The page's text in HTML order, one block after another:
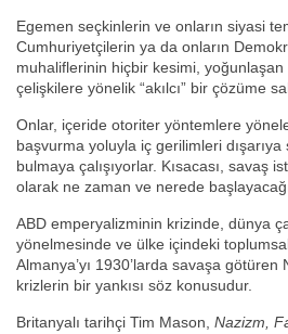
Egemen seçkinlerin ve onların siyasi
Cumhuriyetçilerin ya da onların
muhaliflerinin hiçbir kesimi,
çelişkilere yönelik “akılcı” bir çözüme
Onlar, içeride otoriter yöntemlere
başvurma yoluyla iç gerilimleri dışarıya
bulmaya çalışıyorlar. Kısacası, savaş
olarak ne zaman ve nerede
ABD emperyalizminin krizinde, dünya
yönelmesinde ve ülke içindeki
Almanya’yı 1930’larda savaşa
krizlerin bir yankısı söz konusudur.
Britanyalı tarihçi Tim Mason, Nazizm,